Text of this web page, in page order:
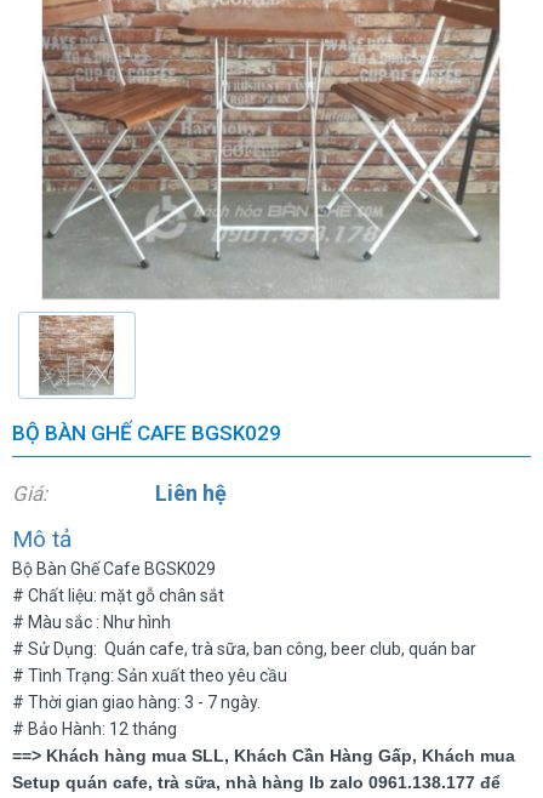
BỘ BÀN GHẾ CAFE BGSK029
Giá: Liên hệ
Mô tả
Bộ Bàn Ghế Cafe BGSK029
# Chất liệu: mặt gỗ chân sắt
# Màu sắc : Như hình
# Sử Dụng: Quán cafe, trà sữa, ban công, beer club, quán bar
# Tình Trạng: Sản xuất theo yêu cầu
# Thời gian giao hàng: 3 - 7 ngày.
# Bảo Hành: 12 tháng
==> Khách hàng mua SLL, Khách Cần Hàng Gấp, Khách mua
Setup quán cafe, trà sữa, nhà hàng Ib zalo 0961.138.177 để